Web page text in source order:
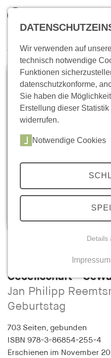
inkl. MwSt.
Zum
Wo bin ich?
Ulrich Bielefeld /
Gesellschaft -
Jan Philipp
Geburtstag
703 Seiten, gebunden
ISBN 978-3-86854-255-4
Erschienen im November
Wir verwenden auf
technisch notwendige
Funktionen
datenschutzkonforme,
Sie haben die
Erstellung dieser
widerrufen.
Notwendige Cookies
Details
Notwendige Cookies
nutzbar zu machen,
wie Seitennavigation
kann ohne diese
funktionieren.
Impressum